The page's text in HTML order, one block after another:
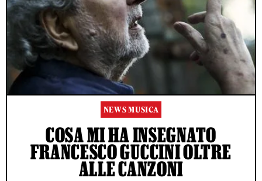
NEWS MUSICA
COSA MI HA INSEGNATO
FRANCESCO GUCCINI OLTRE
ALLE CANZONI